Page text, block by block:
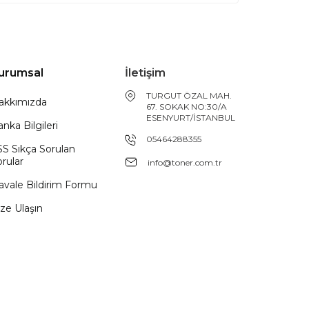
Bilgileri
Sıkça Sorulan
Bildirim Formu
Ulaşın
İletişim
TURGUT ÖZAL MAH.
67. SOKAK NO:30/A
ESENYURT/İSTANBUL
05464288355
info@toner.com.tr